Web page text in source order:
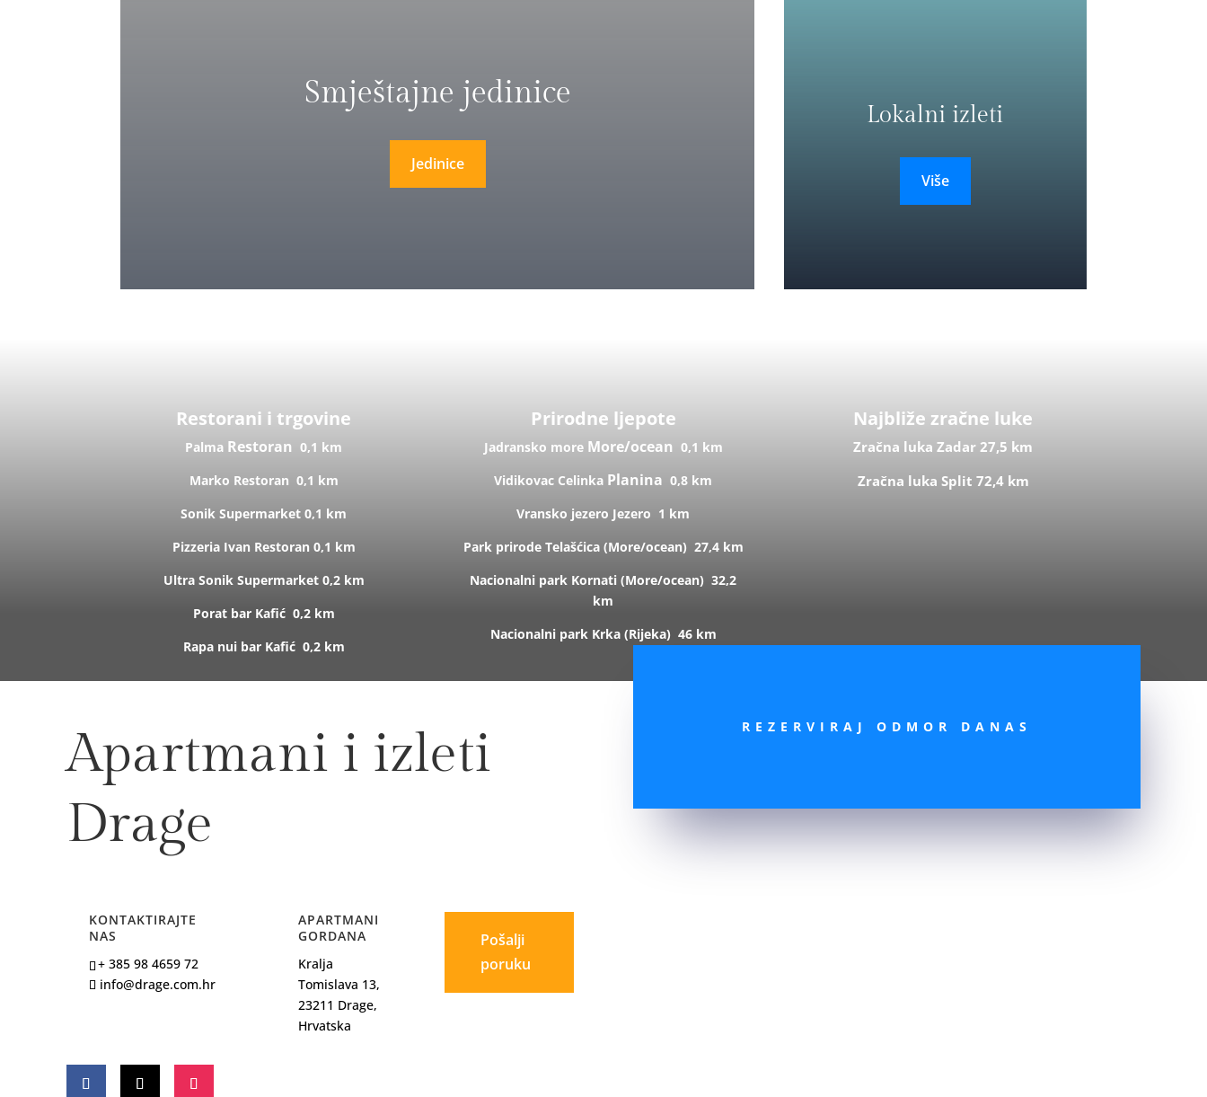
Smještajne jedinice
Jedinice
Lokalni izleti
Više
Restorani i trgovine
Palma Restoran0,1 km
Marko Restoran 0,1 km
SonikSupermarket0,1 km
Pizzeria Ivan Restoran 0,1 km
Ultra Sonik Supermarket 0,2 km
Porat bar Kafić 0,2 km
Rapa nui bar Kafić 0,2 km
Prirodne ljepote
Jadransko more More/ocean 0,1 km
Vidikovac Celinka Planina0,8 km
Vransko jezero Jezero 1 km
Park prirode Telašćica (More/ocean) 27,4 km
Nacionalni park Kornati (More/ocean)32,2
km
Nacionalni park Krka (Rijeka) 46 km
Najbliže zračne luke
Zračna luka Zadar 27,5 km
Zračna luka Split 72,4 km
Apartmani i izleti
Drage
KONTAKTIRAJTE
NAS
+ 385 98 4659 72
info@drage.com.hr
APARTMANI
GORDANA
Kralja
Tomislava 13,
23211 Drage,
Hrvatska
Pošalji
poruku
REZERVIRAJ ODMOR DANAS